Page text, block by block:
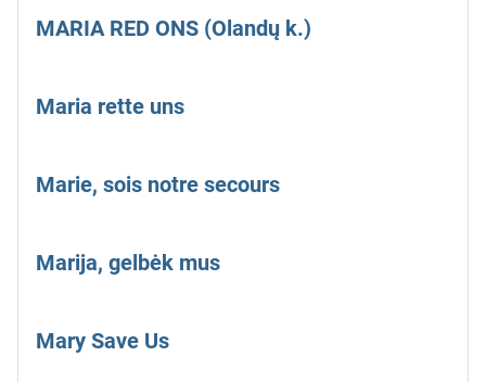
MARIA RED ONS (Olandų k.)
Maria rette uns
Marie, sois notre secours
Marija, gelbėk mus
Mary Save Us